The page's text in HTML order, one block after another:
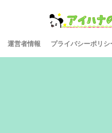
運営者情報 プライバシーポリシ